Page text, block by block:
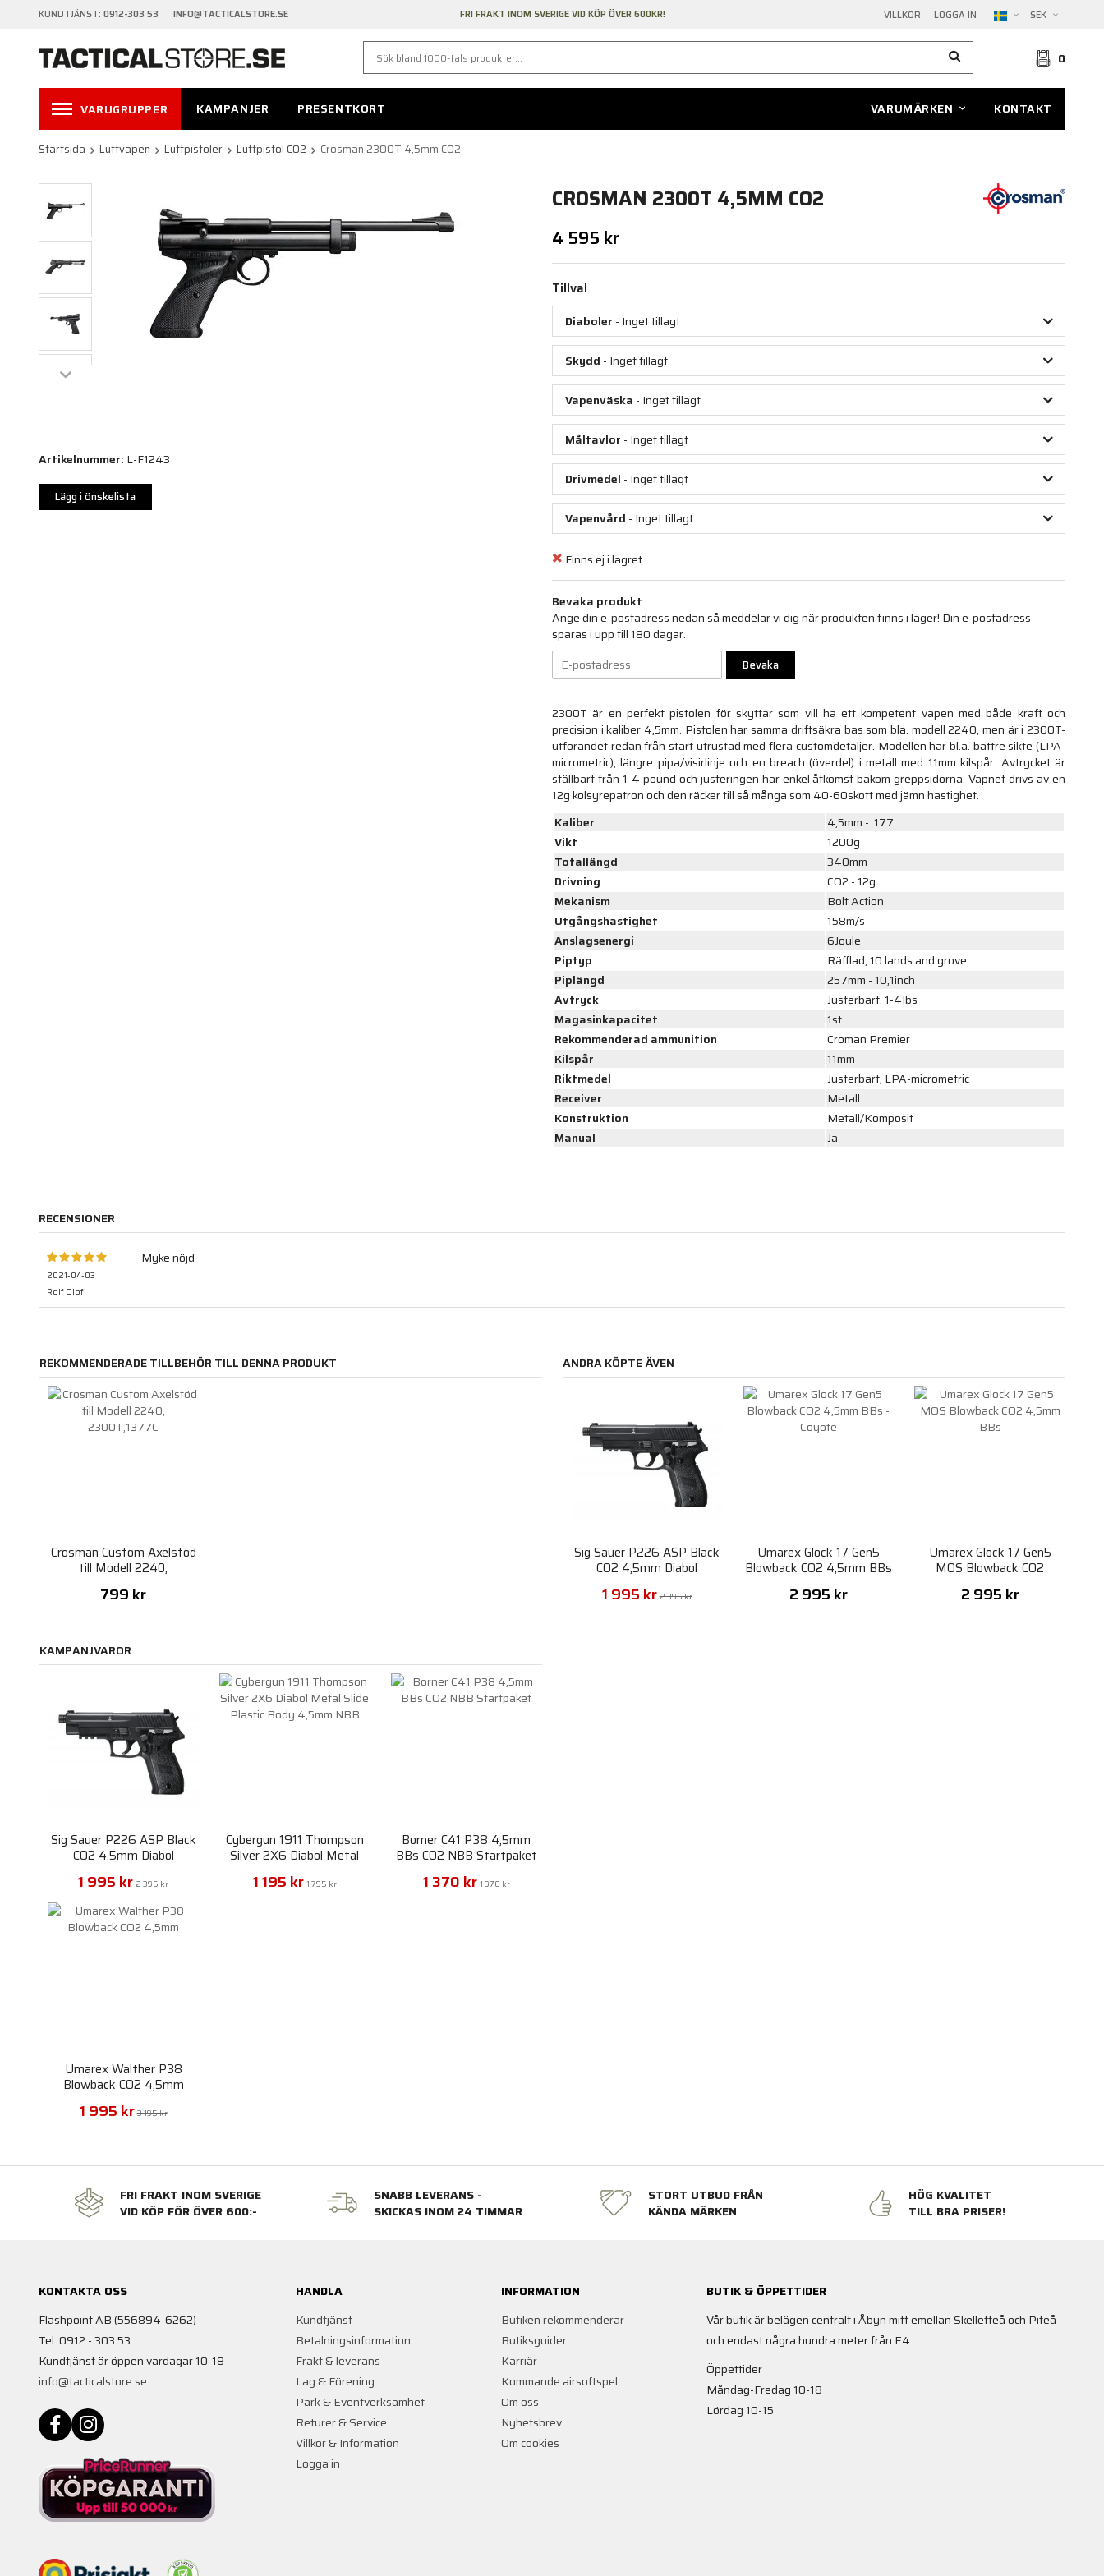
KUNDTJÄNST: 0912-303 53 INFO@TACTICALSTORE.SE VILLKOR LOGGA IN SEK
FRI FRAKT INOM SVERIGE VID KÖP ÖVER 600KR!
0
VARUGRUPPER KAMPANJER PRESENTKORT VARUMÄRKEN KONTAKT
Startsida Luftvapen Luftpistoler Luftpistol CO2 Crosman 2300T 4,5mm CO2
CROSMAN 2300T 4,5MM CO2
4 595 kr
Tillval
Diaboler - Inget tillagt
Skydd - Inget tillagt
Vapenväska - Inget tillagt
Måltavlor - Inget tillagt
Drivmedel - Inget tillagt
Vapenvård - Inget tillagt
Finns ej i lagret
Bevaka produkt
Ange din e-postadress nedan så meddelar vi dig när produkten finns i lager! Din e-postadress
sparas i upp till 180 dagar.
Bevaka
2300T är en perfekt pistolen för skyttar som vill ha ett kompetent vapen med både kraft och
precision i kaliber 4,5mm. Pistolen har samma driftsäkra bas som bla. modell 2240, men är i 2300T-
utförandet redan från start utrustad med flera customdetaljer. Modellen har bl.a. bättre sikte (LPA-
micrometric), längre pipa/visirlinje och en breach (överdel) i metall med 11mm kilspår. Avtrycket är
ställbart från 1-4 pound och justeringen har enkel åtkomst bakom greppsidorna. Vapnet drivs av en
12g kolsyrepatron och den räcker till så många som 40-60skott med jämn hastighet.
Kaliber
4,5mm - .177
Vikt
1200g
Totallängd
340mm
Drivning
CO2 - 12g
Mekanism
Bolt Action
Utgångshastighet
158m/s
Anslagsenergi
6Joule
Piptyp
Räfflad, 10 lands and grove
Piplängd
257mm - 10,1inch
Avtryck
Justerbart, 1-4Ibs
Magasinkapacitet
1st
Rekommenderad ammunition
Croman Premier
Kilspår
11mm
Riktmedel
Justerbart, LPA-micrometric
Receiver
Metall
Konstruktion
Metall/Komposit
Manual
Ja
Artikelnummer: L-F1243
Lägg i önskelista
RECENSIONER
2021-04-03
Rolf Olof
Myke nöjd
REKOMMENDERADE TILLBEHÖR TILL DENNA PRODUKT
Crosman Custom Axelstöd
till Modell 2240,
2300T,1377C
799 kr
ANDRA KÖPTE ÄVEN
Sig Sauer P226 ASP Black
CO2 4,5mm Diabol
1 995 kr 2 395 kr
Umarex Glock 17 Gen5
Blowback CO2 4,5mm BBs
- Coyote
2 995 kr
Umarex Glock 17 Gen5
MOS Blowback CO2
4,5mm BBs
2 995 kr
KAMPANJVAROR
Sig Sauer P226 ASP Black
CO2 4,5mm Diabol
1 995 kr 2 395 kr
Cybergun 1911 Thompson
Silver 2X6 Diabol Metal
Slide Plastic Body 4,5mm
NBB
1 195 kr 1 795 kr
Borner C41 P38 4,5mm
BBs CO2 NBB Startpaket
1 370 kr 1 970 kr
Umarex Walther P38
Blowback CO2 4,5mm
1 995 kr 3 195 kr
FRI FRAKT INOM SVERIGE
VID KÖP FÖR ÖVER 600:-
SNABB LEVERANS -
SKICKAS INOM 24 TIMMAR
STORT UTBUD FRÅN
KÄNDA MÄRKEN
HÖG KVALITET
TILL BRA PRISER!
KONTAKTA OSS
Flashpoint AB (556894-6262)
Tel. 0912 - 303 53
Kundtjänst är öppen vardagar 10-18
info@tacticalstore.se
HANDLA
Kundtjänst
Betalningsinformation
Frakt & leverans
Lag & Förening
Park & Eventverksamhet
Returer & Service
Villkor & Information
Logga in
INFORMATION
Butiken rekommenderar
Butiksguider
Karriär
Kommande airsoftspel
Om oss
Nyhetsbrev
Om cookies
BUTIK & ÖPPETTIDER
Vår butik är belägen centralt i Åbyn mitt emellan Skellefteå och Piteå
och endast några hundra meter från E4.
Öppettider
Måndag-Fredag 10-18
Lördag 10-15